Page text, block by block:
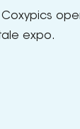
expo.